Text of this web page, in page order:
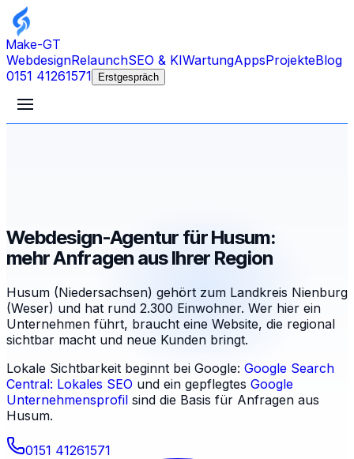
Make-GT
WebdesignRelaunchSEO & KIWartungAppsProjekteBlog
0151 41261571
Erstgespräch
Webdesign-Agentur für Husum:
mehr Anfragen aus Ihrer Region
Husum (Niedersachsen) gehört zum Landkreis Nienburg
(Weser) und hat rund 2.300 Einwohner. Wer hier ein
Unternehmen führt, braucht eine Website, die regional
sichtbar macht und neue Kunden bringt.
Lokale Sichtbarkeit beginnt bei Google: Google Search
Central: Lokales SEO und ein gepflegtes Google
Unternehmensprofil sind die Basis für Anfragen aus
Husum.
0151 41261571